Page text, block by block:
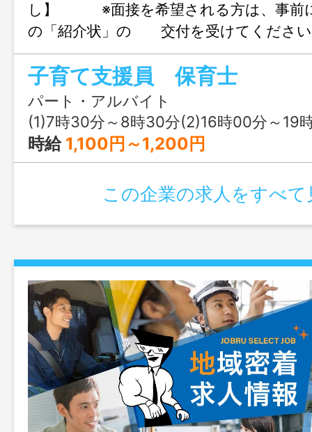
し】 ※面接を希望される方は、事前
の「紹介状」の 交付を受けてくださ
子育て支援員 保育士
パート・アルバイト
(1)7時30分～8時30分(2)16時00分～19
時給 1,100円～1,200円
この企業の求人をすべて